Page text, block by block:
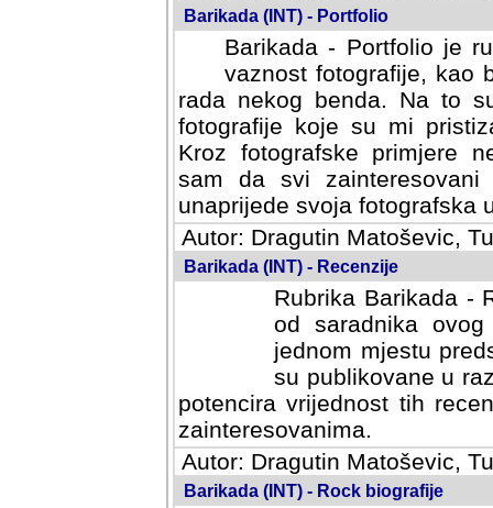
Barikada (INT) - Portfolio
Barikada - Portfolio je
vaznost fotografije, kao
rada nekog benda. Na to
fotografije koje su mi
fotografske primjere
svi zainteresovani
svoja fotografska umijeca.
Autor: Dragutin Matoševic,
Barikada (INT) - Recenzije
Rubrika Barikada -
od saradnika
jednom mjestu
su publikovane u
potencira vrijednost tih
zainteresovanima.
Autor: Dragutin Matoševic,
Barikada (INT) - Rock biografije